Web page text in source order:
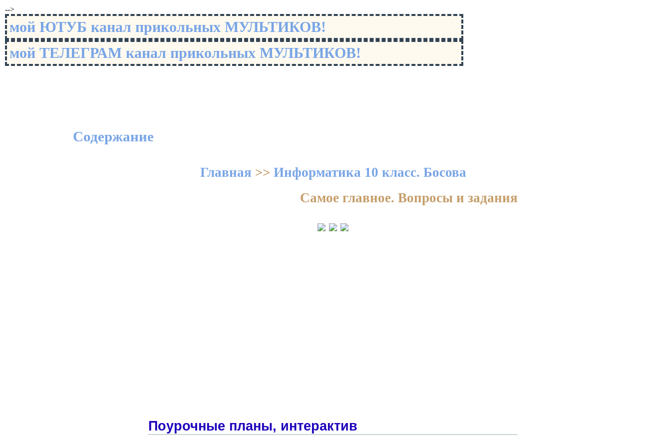
-->
мой ЮТУБ канал прикольных МУЛЬТИКОВ!
мой ТЕЛЕГРАМ канал прикольных МУЛЬТИКОВ!
Содержание
Главная >> Информатика 10 класс. Босова
Самое главное. Вопросы и задания
Поурочные планы, интерактив